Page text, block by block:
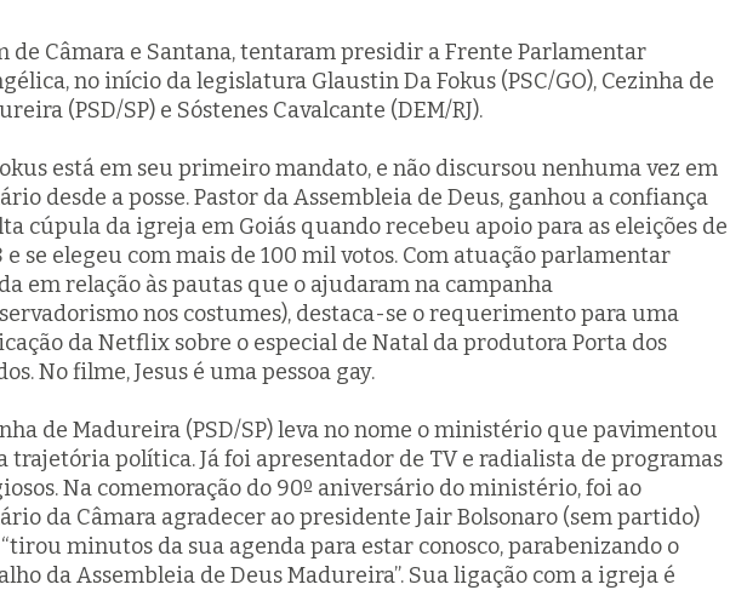
de Câmara e Santana, tentaram presidir a Frente Parlamentar
no início da legislatura Glaustin Da Fokus (PSC/GO), Cezinha de
(PSD/SP) e Sóstenes Cavalcante (DEM/RJ).
está em seu primeiro mandato, e não discursou nenhuma vez em
desde a posse. Pastor da Assembleia de Deus, ganhou a confiança
cúpula da igreja em Goiás quando recebeu apoio para as eleições de
e se elegeu com mais de 100 mil votos. Com atuação parlamentar
em relação às pautas que o ajudaram na campanha
nos costumes), destaca-se o requerimento para uma
da Netflix sobre o especial de Natal da produtora Porta dos
No filme, Jesus é uma pessoa gay.
de Madureira (PSD/SP) leva no nome o ministério que pavimentou
trajetória política. Já foi apresentador de TV e radialista de programas
Na comemoração do 90º aniversário do ministério, foi ao
da Câmara agradecer ao presidente Jair Bolsonaro (sem partido)
minutos da sua agenda para estar conosco, parabenizando o
da Assembleia de Deus Madureira”. Sua ligação com a igreja é